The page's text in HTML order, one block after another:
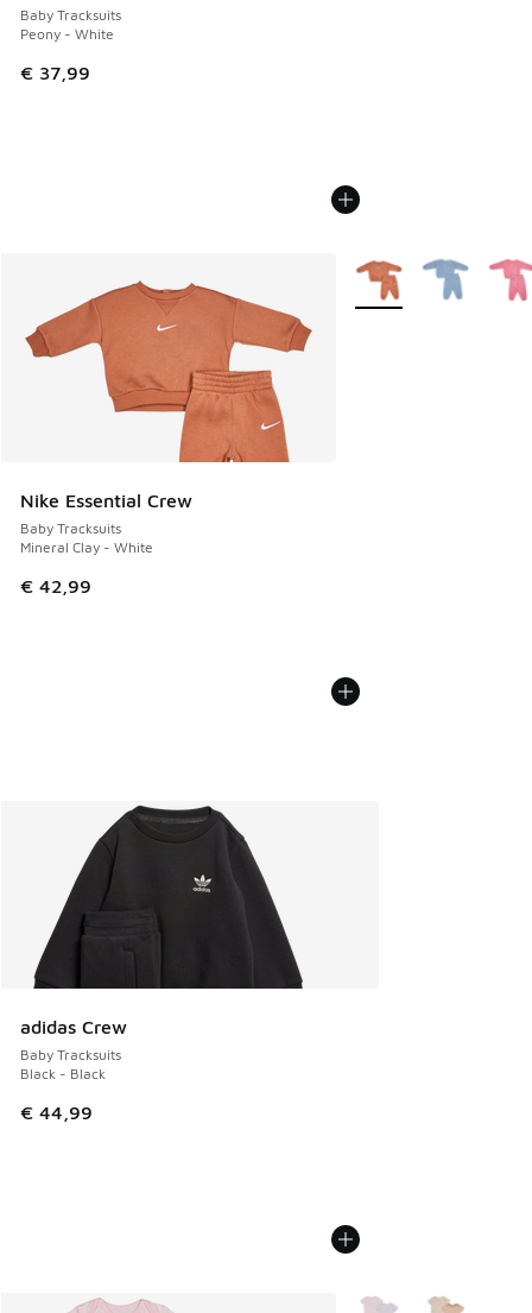
Baby Tracksuits
Peony - White
€ 37,99
Nike Essential Crew
Baby Tracksuits
Mineral Clay - White
€ 42,99
Weitere Farben
adidas Crew
Baby Tracksuits
Black - Black
€ 44,99
Weitere Farben